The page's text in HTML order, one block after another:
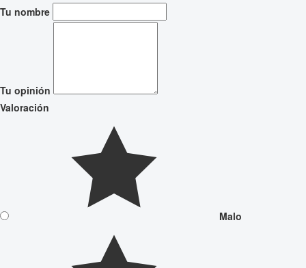
Tu nombre
Tu opinión
Valoración
Malo